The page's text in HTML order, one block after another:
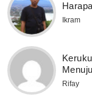
Ikram
Rifay